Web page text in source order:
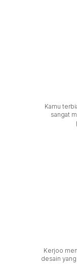
Kamu
sangat
Kerjoo
desain